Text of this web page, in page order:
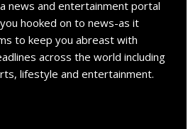
news and entertainment portal
hooked on to news-as it
to keep you abreast with
across the world including
lifestyle and entertainment.